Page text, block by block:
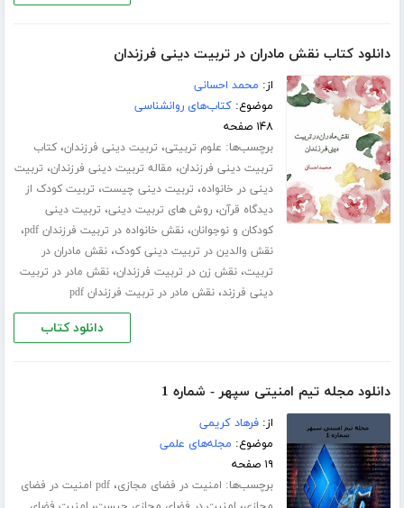
دانلود کتاب نقش مادران در تربیت دینی فرزندان
از: محمد احسانی
موضوع:کتاب‌های روانشناسی
۱۴۸ صفحه
برچسب‌ها: علوم تربیتی، تربیت دینی فرزندان،کتاب
تربیت دینی فرزندان، مقاله تربیت دینی فرزندان، تربیت
دینی در خانواده، تربیت دینی چیست، تربیت کودک از
دیدگاه قرآن،روش های تربیت دینی، تربیت دینی
کودکان و نوجوانان،نقش خانواده در تربیت فرزندان pdf ،
نقش والدین در تربیت دینی کودک،نقش مادران در
تربیت،نقش زن در تربیت فرزندان،نقش مادر در تربیت
دینی فرزند،نقش مادر در تربیت فرزندان pdf
دانلود کتاب
دانلود مجله تیم امنیتی سپهر - شماره 1
از:فرهاد کریمی
موضوع: مجله‌های علمی
۱۹ صفحه
برچسب‌ها: امنیت در فضای مجازی،
pdf امنیت در فضای